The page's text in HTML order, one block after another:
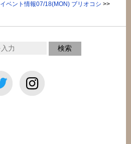
イベント情報07/18(MON) ブリオコシ >>